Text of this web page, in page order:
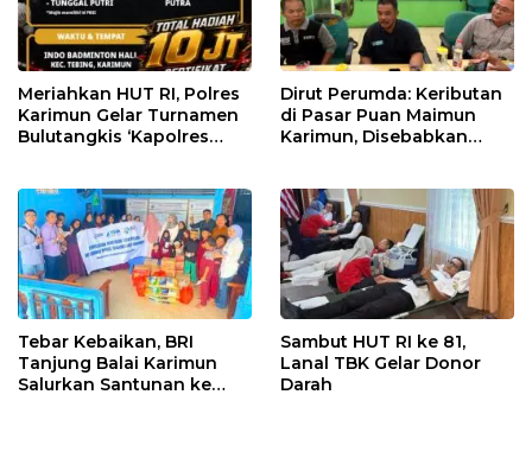
Meriahkan HUT RI, Polres
Karimun Gelar Turnamen
Bulutangkis ‘Kapolres
Dirut Perumda: Keributan
di Pasar Puan Maimun
Karimun, Disebabkan
Tebar Kebaikan, BRI
Tanjung Balai Karimun
Salurkan Santunan ke
Sambut HUT RI ke 81,
Lanal TBK Gelar Donor
Darah